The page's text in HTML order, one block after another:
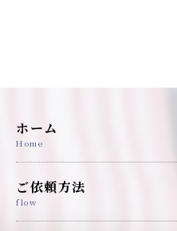
ホーム
Home
ご依頼方法
flow